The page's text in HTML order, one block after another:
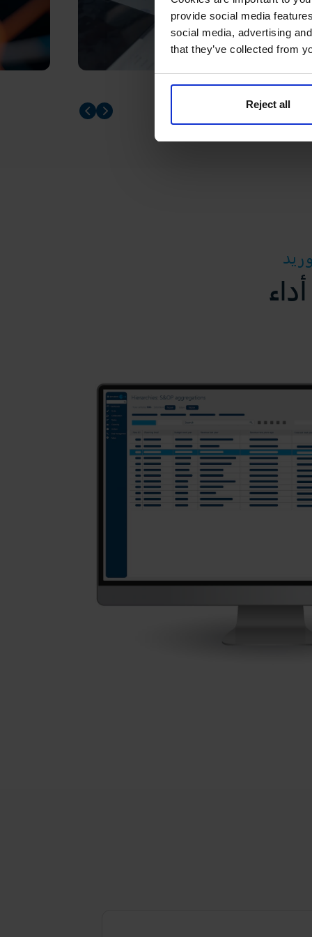
provide social media
social media, advertising
that they’ve collected from
Reject all
Prev slider
Prev slider